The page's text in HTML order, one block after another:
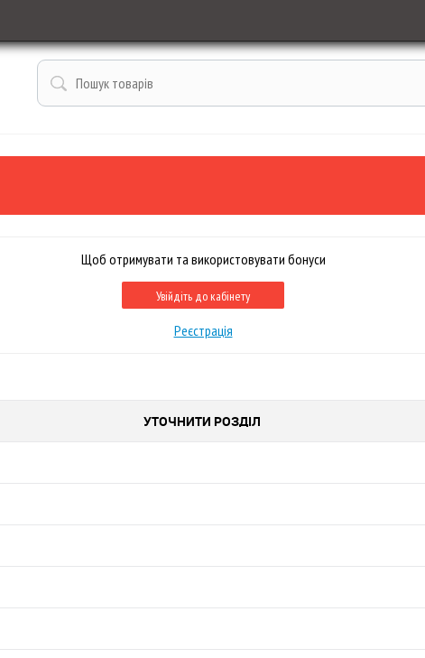
Щоб отримувати та використовувати бонуси
Увійдіть до кабінету
Реєстрація
УТОЧНИТИ РОЗДІЛ